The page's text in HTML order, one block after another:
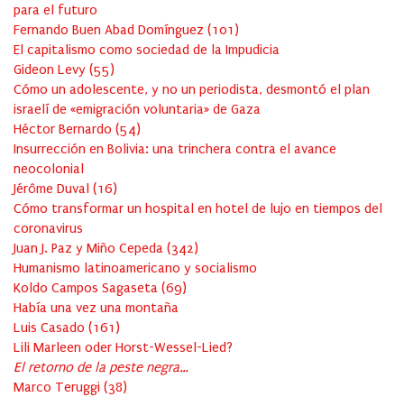
para el futuro
Fernando Buen Abad Domínguez (101 )
El capitalismo como sociedad de la Impudicia
Gideon Levy (55)
Cómo un adolescente, y no un periodista, desmontó el plan
israelí de «emigración voluntaria» de Gaza
Héctor Bernardo (54)
Insurrección en Bolivia: una trinchera contra el avance
neocolonial
Jérôme Duval (16)
Cómo transformar un hospital en hotel de lujo en tiempos del
coronavirus
Juan J. Paz y Miño Cepeda (342)
Humanismo latinoamericano y socialismo
Koldo Campos Sagaseta (69)
Había una vez una montaña
Luis Casado (161 )
Lili Marleen oder Horst-Wessel-Lied?
El retorno de la peste negra…
Marco Teruggi (38)